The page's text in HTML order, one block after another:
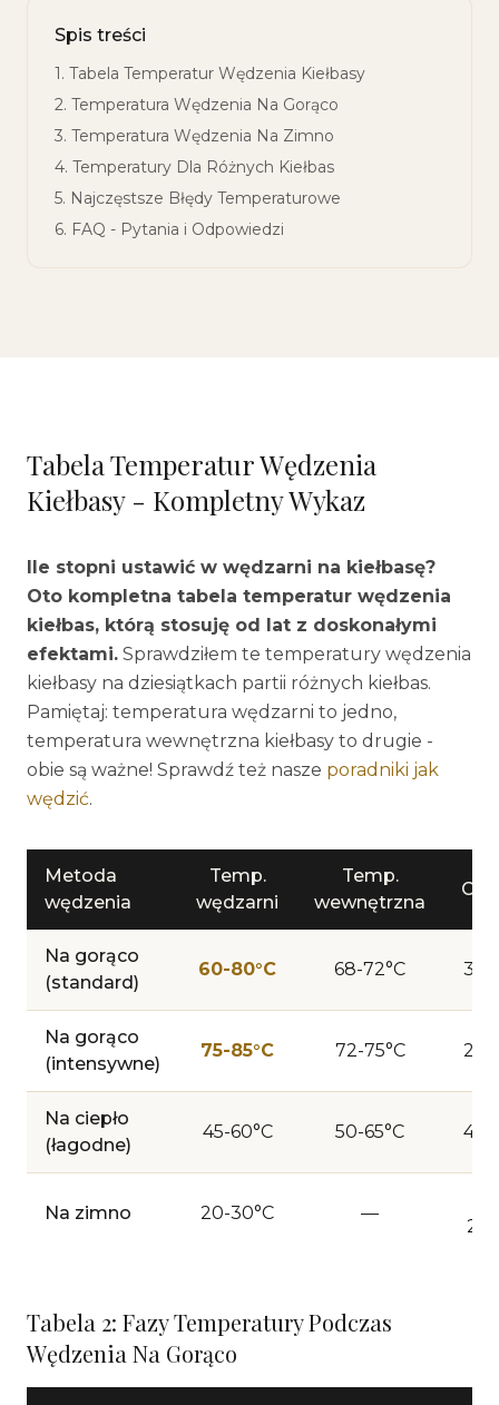
Spis treści
1. Tabela Temperatur Wędzenia Kiełbasy
2. Temperatura Wędzenia Na Gorąco
3. Temperatura Wędzenia Na Zimno
4. Temperatury Dla Różnych Kiełbas
5. Najczęstsze Błędy Temperaturowe
6. FAQ - Pytania i Odpowiedzi
Tabela Temperatur Wędzenia
Kiełbasy - Kompletny Wykaz
Ile stopni ustawić w wędzarni na kiełbasę?
Oto kompletna tabela temperatur wędzenia
kiełbas, którą stosuję od lat z doskonałymi
efektami. Sprawdziłem te temperatury wędzenia
kiełbasy na dziesiątkach partii różnych kiełbas.
Pamiętaj: temperatura wędzarni to jedno,
temperatura wewnętrzna kiełbasy to drugie -
obie są ważne! Sprawdź też nasze poradniki jak
wędzić.
Metoda
wędzenia
Temp.
wędzarni
Temp.
wewnętrzna
Na gorąco
(standard)
60-80°C 68-72°C 3-
Na gorąco
(intensywne)
75-85°C 72-75°C 2-
Na ciepło
(łagodne)
45-60°C 50-65°C 4-
Na zimno 20-30°C —
Tabela 2: Fazy Temperatury Podczas
Wędzenia Na Gorąco